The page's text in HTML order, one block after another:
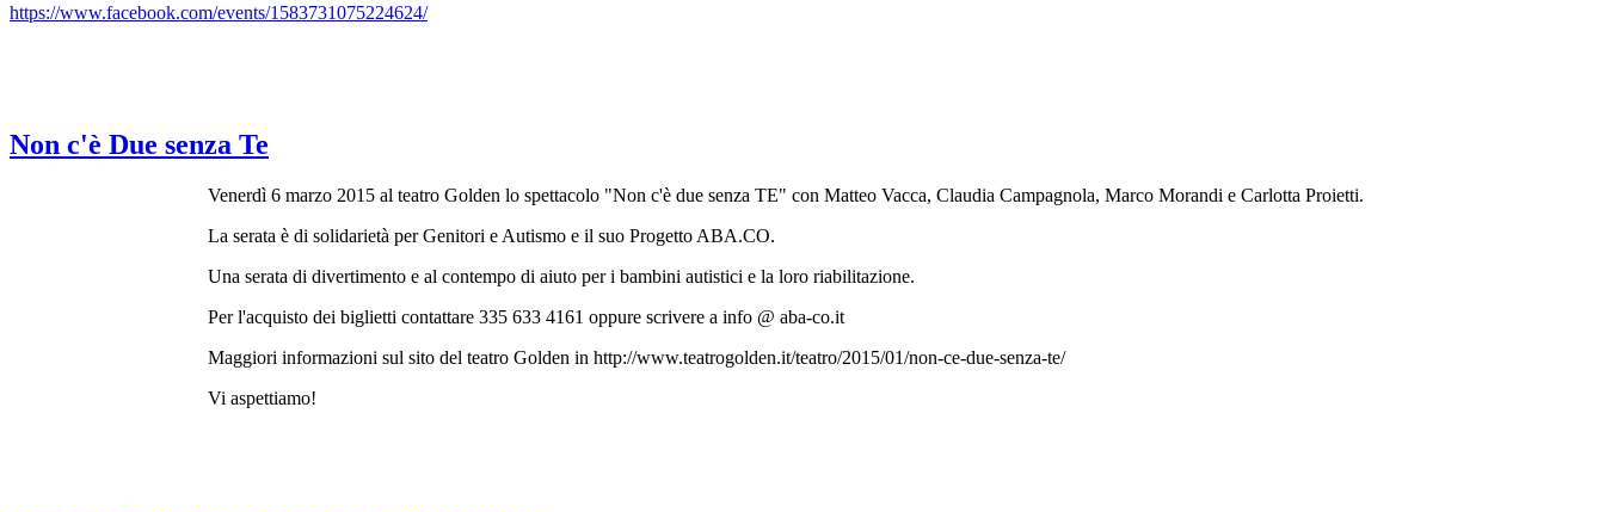
https://www.facebook.com/events/1583731075224624/
Non c'è Due senza Te
Venerdì 6 marzo 2015 al teatro Golden lo spettacolo "Non c'è due senza TE" con Matteo Vacca, Claudia Campagnola, Marco Morandi e Carlotta Proietti.
La serata è di solidarietà per Genitori e Autismo e il suo Progetto ABA.CO.
Una serata di divertimento e al contempo di aiuto per i bambini autistici e la loro riabilitazione.
Per l'acquisto dei biglietti contattare 335 633 4161 oppure scrivere a info @ aba-co.it
Maggiori informazioni sul sito del teatro Golden in http://www.teatrogolden.it/teatro/2015/01/non-ce-due-senza-te/
Vi aspettiamo!